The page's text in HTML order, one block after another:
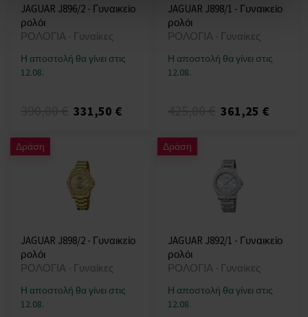
JAGUAR J896/2 - Γυναικείο
ρολόι
ΡΟΛΟΓΙΑ - Γυναίκες
Η αποστολή θα γίνει στις
12.08.
331,50 €
JAGUAR J898/1 - Γυναικείο
ρολόι
ΡΟΛΟΓΙΑ - Γυναίκες
Η αποστολή θα γίνει στις
12.08.
361,25 €
Δράση
JAGUAR J898/2 - Γυναικείο
ρολόι
ΡΟΛΟΓΙΑ - Γυναίκες
Η αποστολή θα γίνει στις
12.08.
Δράση
JAGUAR J892/1 - Γυναικείο
ρολόι
ΡΟΛΟΓΙΑ - Γυναίκες
Η αποστολή θα γίνει στις
12.08.